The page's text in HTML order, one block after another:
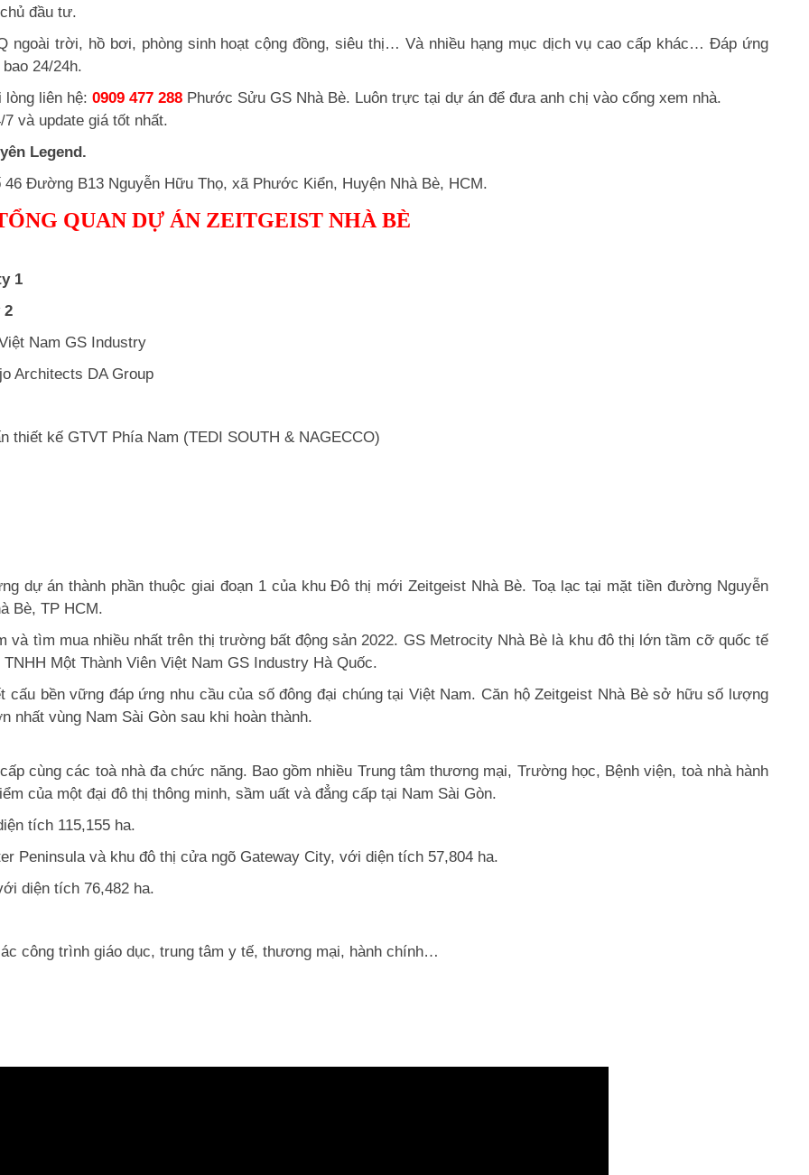
đầu tư.
ngoài trời, hồ bơi, phòng sinh hoạt cộng đồng, siêu thị… Và nhiều hạng mục dịch vụ cao cấp khác… Đáp ứng
24/24h.
liên hệ: 0909 477 288 Phước Sửu GS Nhà Bè. Luôn trực tại dự án để đưa anh chị vào cổng xem nhà.
và update giá tốt nhất.
Legend.
Đường B13 Nguyễn Hữu Thọ, xã Phước Kiển, Huyện Nhà Bè, HCM.
QUAN DỰ ÁN ZEITGEIST NHÀ BÈ
1
2
Nam GS Industry
Architects DA Group
kế GTVT Phía Nam (TEDI SOUTH & NAGECCO)
dự án thành phần thuộc giai đoạn 1 của khu Đô thị mới Zeitgeist Nhà Bè. Toạ lạc tại mặt tiền đường Nguyễn
Bè, TP HCM.
tìm mua nhiều nhất trên thị trường bất động sản 2022. GS Metrocity Nhà Bè là khu đô thị lớn tầm cỡ quốc tế
Một Thành Viên Việt Nam GS Industry Hà Quốc.
bền vững đáp ứng nhu cầu của số đông đại chúng tại Việt Nam. Căn hộ Zeitgeist Nhà Bè sở hữu số lượng
vùng Nam Sài Gòn sau khi hoàn thành.
cùng các toà nhà đa chức năng. Bao gồm nhiều Trung tâm thương mại, Trường học, Bệnh viện, toà nhà hành
của một đại đô thị thông minh, sầm uất và đẳng cấp tại Nam Sài Gòn.
tích 115,155 ha.
Peninsula và khu đô thị cửa ngõ Gateway City, với diện tích 57,804 ha.
diện tích 76,482 ha.
công trình giáo dục, trung tâm y tế, thương mại, hành chính…